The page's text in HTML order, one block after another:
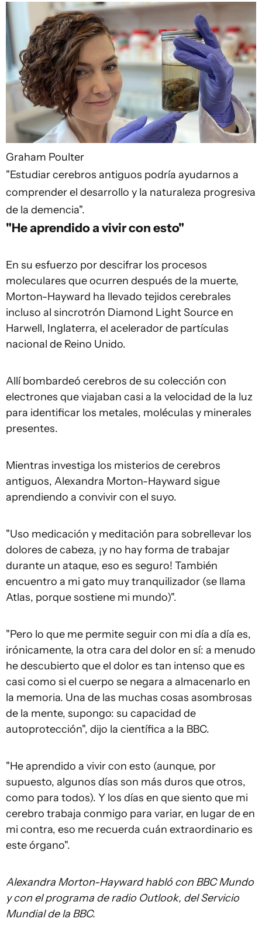
Graham Poulter
"Estudiar cerebros antiguos podría ayudarnos a
comprender el desarrollo y la naturaleza progresiva
de la demencia".
"He aprendido a vivir con esto"
En su esfuerzo por descifrar los procesos
moleculares que ocurren después de la muerte,
Morton-Hayward ha llevado tejidos cerebrales
incluso al sincrotrón Diamond Light Source en
Harwell, Inglaterra, el acelerador de partículas
nacional de Reino Unido.
Allí bombardeó cerebros de su colección con
electrones que viajaban casi a la velocidad de la luz
para identificar los metales, moléculas y minerales
presentes.
Mientras investiga los misterios de cerebros
antiguos, Alexandra Morton-Hayward sigue
aprendiendo a convivir con el suyo.
"Uso medicación y meditación para sobrellevar los
dolores de cabeza, ¡y no hay forma de trabajar
durante un ataque, eso es seguro! También
encuentro a mi gato muy tranquilizador (se llama
Atlas, porque sostiene mi mundo)".
"Pero lo que me permite seguir con mi día a día es,
irónicamente, la otra cara del dolor en sí: a menudo
he descubierto que el dolor es tan intenso que es
casi como si el cuerpo se negara a almacenarlo en
la memoria. Una de las muchas cosas asombrosas
de la mente, supongo: su capacidad de
autoprotección", dijo la científica a la BBC.
"He aprendido a vivir con esto (aunque, por
supuesto, algunos días son más duros que otros,
como para todos). Y los días en que siento que mi
cerebro trabaja conmigo para variar, en lugar de en
mi contra, eso me recuerda cuán extraordinario es
este órgano".
Alexandra Morton-Hayward habló con BBC Mundo
y con el programa de radio Outlook, del Servicio
Mundial de la BBC.